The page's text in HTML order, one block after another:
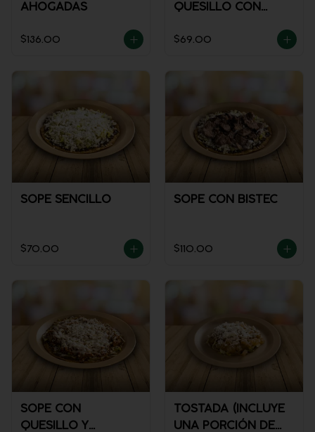
AHOGADAS
$136.00
QUESILLO CON
$69.00
SOPE SENCILLO
$70.00
SOPE CON BISTEC
$110.00
SOPE CON
QUESILLO Y
TOSTADA (INCLUYE
UNA PORCIÓN DE